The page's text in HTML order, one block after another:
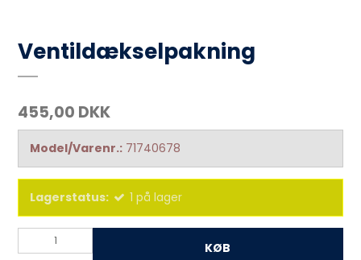
Ventildækselpakning
455,00 DKK
Model/Varenr.: 71740678
Lagerstatus: 1 på lager
KØB